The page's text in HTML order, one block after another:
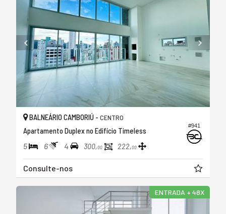
#941
BALNEÁRIO CAMBORIÚ - CENTRO
Apartamento Duplex no Edifício Timeless
5 6 4 300,00 222,00
Consulte-nos
ENTRADA + 48X